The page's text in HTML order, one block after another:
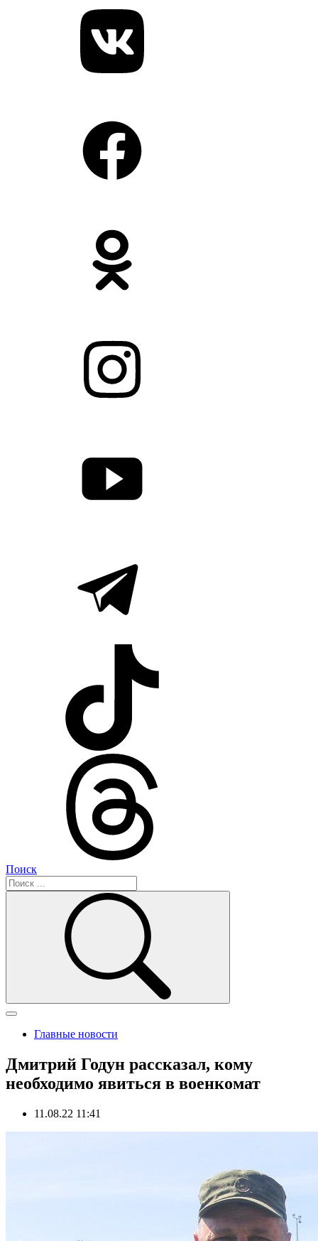
Поиск
Главные новости
Дмитрий Годун рассказал, кому
необходимо явиться в военкомат
11.08.22 11:41